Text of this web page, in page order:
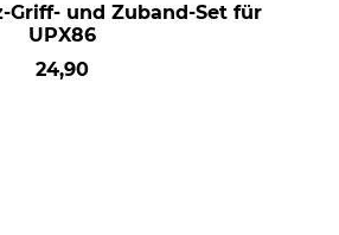
Griff- und Zuband-Set für
UPX86
24,90